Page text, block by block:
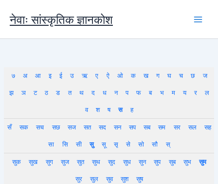
content
नेवाः सांस्कृतिक ज्ञानकोश
७ अ आ इ ई उ ऋ ए ऐ ओ क ख ग घ च छ
ज
झ
ञ ट ठ ड त थ द ध न प फ ब भ म य र
ल
व
श ष स
ह
सँ
सक सच सछ सज सत सद सन सप सब सम सर सल
सह
सा
सि सी सु सू सृ से सो सौ
स्
सुक
सुख सुग सुज सुत सुथ सुद सुध सुन सुप सुब सुभ
सुम
सुर
सुल सुव सुश सुष